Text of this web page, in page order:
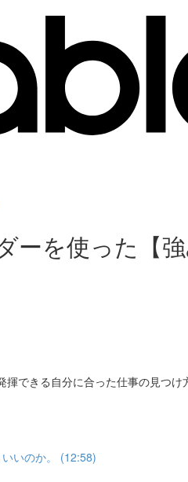
ーを使った【
できる自分に合った仕事の見つけ
いのか。 (12:58)